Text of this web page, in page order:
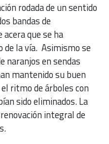
rodada de un sentido
bandas de
que se ha
de la vía. Asimismo se
naranjos en sendas
mantenido su buen
ritmo de árboles con
sido eliminados. La
integral de